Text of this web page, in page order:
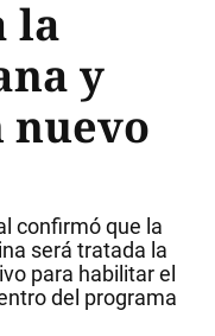
la
y
confirmó que la
será tratada la
para habilitar el
del programa